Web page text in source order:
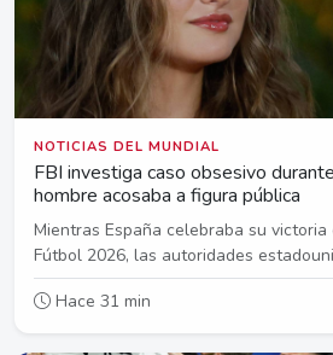
NOTICIAS DEL MUNDIAL
FBI investiga caso obsesivo
hombre acosaba a figura pública
Mientras España celebraba su
Fútbol 2026, las autoridades
Hace 31 min